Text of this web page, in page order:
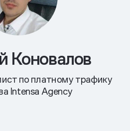
Коновалов
по платному трафику
Intensa Agency